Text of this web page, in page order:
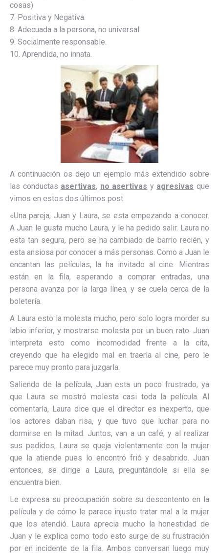
cosas)
7. Positiva y Negativa.
8. Adecuada a la persona, no universal.
9. Socialmente responsable.
10. Aprendida, no innata.
A continuación os dejo un ejemplo más extendido sobre
las conductas asertivas, no asertivas y agresivas que
vimos en estos dos últimos post.
«Una pareja, Juan y Laura, se esta empezando a conocer.
A Juan le gusta mucho Laura, y le ha pedido salir. Laura no
esta tan segura, pero se ha cambiado de barrio recién, y
esta ansiosa por conocer a más personas. Como a Juan le
encantan las películas, la ha invitado al cine. Mientras
están en la fila, esperando a comprar entradas, una
persona avanza por la larga línea, y se cuela cerca de la
boletería.
A Laura esto la molesta mucho, pero solo logra morder su
labio inferior, y mostrarse molesta por un buen rato. Juan
interpreta esto como incomodidad frente a la cita,
creyendo que ha elegido mal en traerla al cine, pero le
parece muy pronto para juzgarla.
Saliendo de la película, Juan esta un poco frustrado, ya
que Laura se mostró molesta casi toda la película. Al
comentarla, Laura dice que el director es inexperto, que
los actores daban risa, y que tuvo que luchar para no
dormirse en la mitad. Juntos, van a un café, y al realizar
sus pedidos, Laura se queja violentamente con la mujer
que la atiende pues lo encontró frió y desabrido. Juan
entonces, se dirige a Laura, preguntándole si ella se
encuentra bien.
Le expresa su preocupación sobre su descontento en la
película y de cómo le parece injusto tratar mal a la mujer
que los atendió. Laura aprecia mucho la honestidad de
Juan y le explica como todo esto surge de su frustración
por en incidente de la fila. Ambos conversan luego muy